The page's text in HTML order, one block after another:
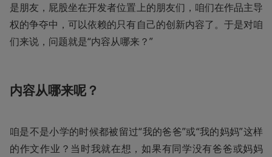
是朋友，屁股坐在开发者位置上的朋友们，咱们在作品主导
权的争夺中，可以依赖的只有自己的创新内容了。于是对咱
们来说，问题就是“内容从哪来？”
内容从哪来呢？
咱是不是小学的时候都被留过“我的爸爸”或“我的妈妈”这样
的作文作业？当时我就在想，如果有同学没有爸爸或妈妈